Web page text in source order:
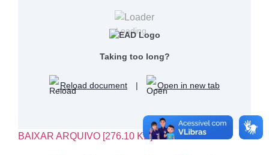
Loading...
Taking too long?
Reload document | Open in new tab
BAIXAR ARQUIVO [276.10 KB]